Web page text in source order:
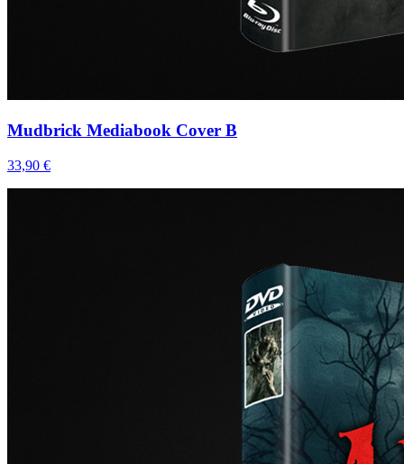
Mudbrick Mediabook Cover B
33,90 €